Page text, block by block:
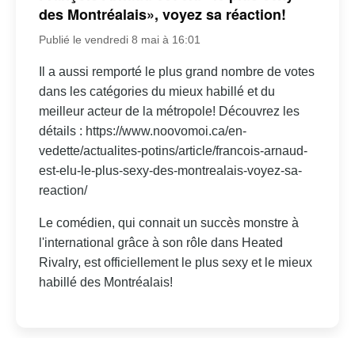
des Montréalais», voyez sa réaction!
Publié le vendredi 8 mai à 16:01
Il a aussi remporté le plus grand nombre de votes
dans les catégories du mieux habillé et du
meilleur acteur de la métropole! Découvrez les
détails : https://www.noovomoi.ca/en-
vedette/actualites-potins/article/francois-arnaud-
est-elu-le-plus-sexy-des-montrealais-voyez-sa-
reaction/
Le comédien, qui connait un succès monstre à
l'international grâce à son rôle dans Heated
Rivalry, est officiellement le plus sexy et le mieux
habillé des Montréalais!